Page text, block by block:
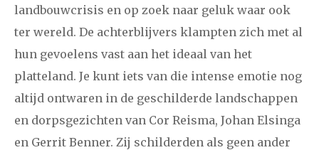
landbouwcrisis en op zoek naar geluk waar ook
ter wereld. De achterblijvers klampten zich met al
hun gevoelens vast aan het ideaal van het
platteland. Je kunt iets van die intense emotie nog
altijd ontwaren in de geschilderde landschappen
en dorpsgezichten van Cor Reisma, Johan Elsinga
en Gerrit Benner. Zij schilderden als geen ander